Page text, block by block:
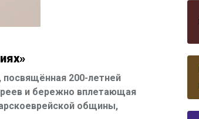
посвящённая 200-летней
и бережно вплетающая
общины,